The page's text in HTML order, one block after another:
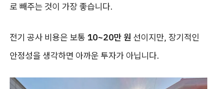
로 빼주는 것이 가장 좋습니다.
전기 공사 비용은 보통 10~20만 원 선이지만, 장기적인
안정성을 생각하면 아까운 투자가 아닙니다.